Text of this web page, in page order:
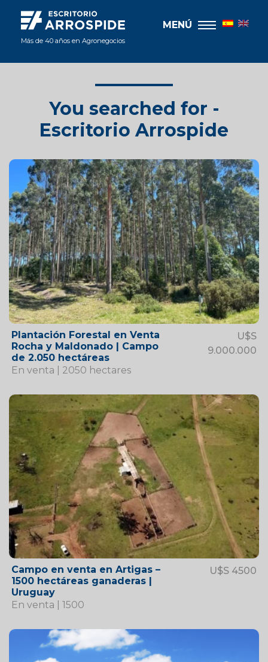
Más de 40 años en Agronegocios
MENÚ
You searched for -
Escritorio Arrospide
Plantación Forestal en Venta
Rocha y Maldonado | Campo
de 2.050 hectáreas
U$S
9.000.000
En venta | 2050 hectares
Campo en venta en Artigas –
1500 hectáreas ganaderas |
Uruguay
U$S 4500
En venta | 1500